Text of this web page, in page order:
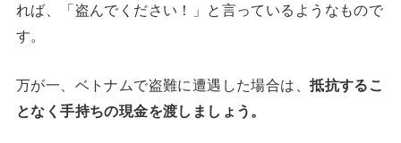
れば、「盗んでください！」と言っているようなもので
す。
万が一、ベトナムで盗難に遭遇した場合は、抵抗するこ
となく手持ちの現金を渡しましょう。